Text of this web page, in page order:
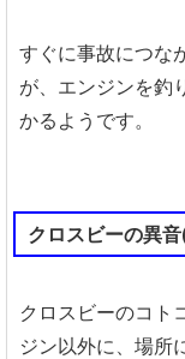
すぐに事故につな
が、エンジンを釣
かるようです。
クロスビーの異
クロスビーのコト
ジン以外に、場所